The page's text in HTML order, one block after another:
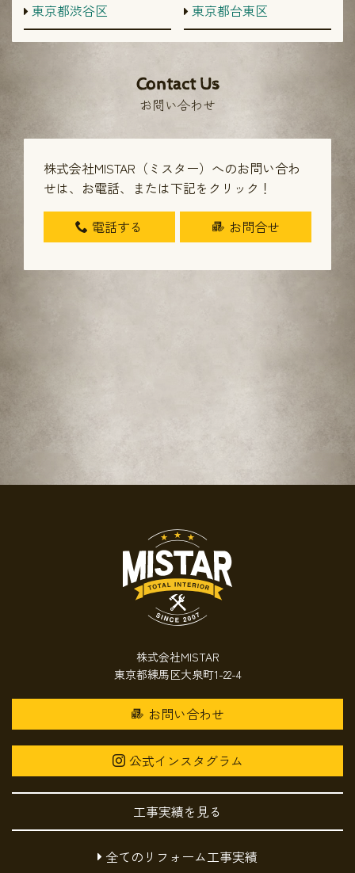
東京都渋谷区
東京都台東区
Contact Us
お問い合わせ
株式会社MISTAR（ミスター）へのお問い合わ
せは、 お電話、または下記をクリック！
電話する お問合せ
株式会社MISTAR
東京都練馬区大泉町1-22-4
お問い合わせ
公式インスタグラム
工事実績を見る
全てのリフォーム工事実績